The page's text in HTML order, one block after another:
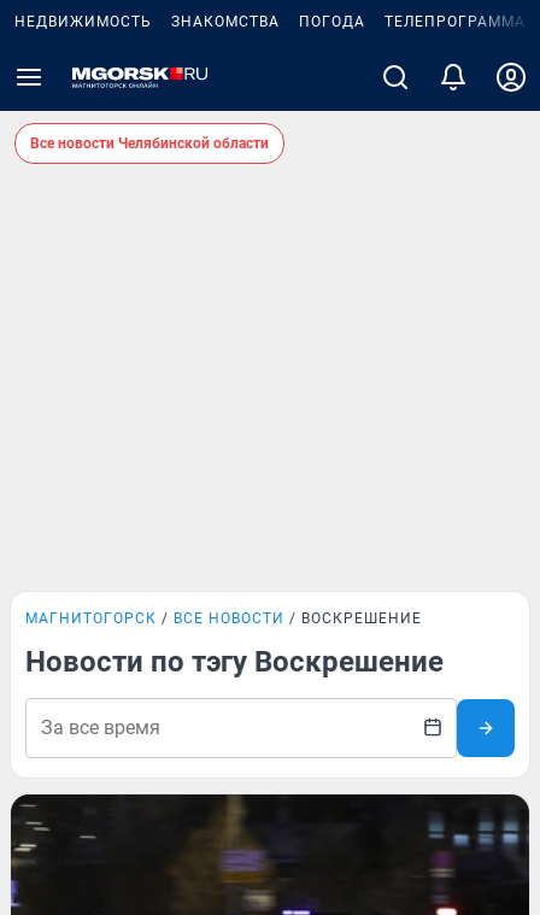
НЕДВИЖИМОСТЬ ЗНАКОМСТВА ПОГОДА ТЕЛЕПРОГРАММА
Все новости Челябинской области
МАГНИТОГОРСК ВСЕ НОВОСТИ ВОСКРЕШЕНИЕ
Новости по тэгу Воскрешение